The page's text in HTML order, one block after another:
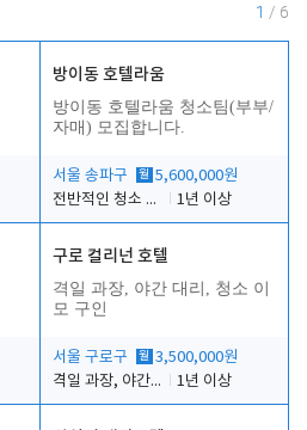
1 / 6
방이동 호텔라움
방이동 호텔라움 청소팀(부부/
자매) 모집합니다.
서울 송파구 월 5,600,000원
전반적인 청소 업무(객실청소.객실정리)
1년 이상
구로 컬리넌 호텔
격일 과장, 야간 대리, 청소 이
모 구인
서울 구로구 월 3,500,000원
격일 과장, 야간 대리, 청소 이모
1년 이상